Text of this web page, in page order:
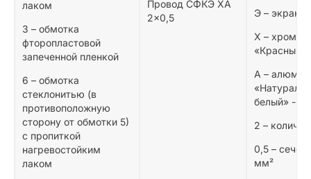
лаком
3 – обмотка
фторопластовой
запеченной пленкой
6 – обмотка
стеклонитью (в
противоположную
сторону от обмотки 5)
с пропиткой
нагревостойким
лаком
Провод СФКЭ ХА
2×0,5
Э –
Х –
«Красный»
А –
белый» -
2 –
0,5 –
мм²